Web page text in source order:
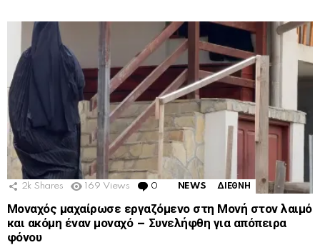
2k Shares 169 Views 0 Comments
NEWS ΔΙΕΘΝΗ
Μοναχός μαχαίρωσε εργαζόμενο στη Μονή στον λαιμό
και ακόμη έναν μοναχό – Συνελήφθη για απόπειρα
φόνου